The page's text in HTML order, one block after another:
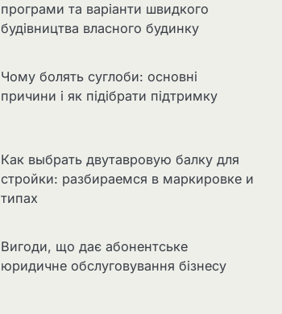
програми та варіанти швидкого
будівництва власного будинку
Чому болять суглоби: основні
причини і як підібрати підтримку
Как выбрать двутавровую балку для
стройки: разбираемся в маркировке и
типах
Вигоди, що дає абонентське
юридичне обслуговування бізнесу